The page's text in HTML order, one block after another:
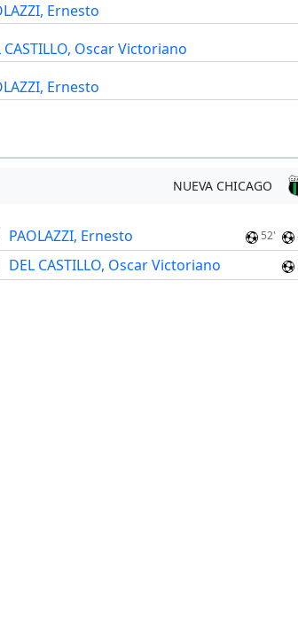
Ernesto
CASTILLO, Oscar Victoriano
Ernesto
NUEVA CHICAGO
PAOLAZZI, Ernesto 52'
DEL CASTILLO, Oscar Victoriano